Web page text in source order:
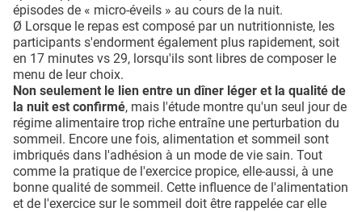
épisodes de « micro-éveils » au cours de la nuit.
Ø Lorsque le repas est composé par un nutritionniste, les
participants s'endorment également plus rapidement, soit
en 17 minutes vs 29, lorsqu'ils sont libres de composer le
menu de leur choix.
Non seulement le lien entre un dîner léger et la qualité de
la nuit est confirmé, mais l'étude montre qu'un seul jour de
régime alimentaire trop riche entraîne une perturbation du
sommeil. Encore une fois, alimentation et sommeil sont
imbriqués dans l'adhésion à un mode de vie sain. Tout
comme la pratique de l'exercice propice, elle-aussi, à une
bonne qualité de sommeil. Cette influence de l'alimentation
et de l'exercice sur le sommeil doit être rappelée car elle